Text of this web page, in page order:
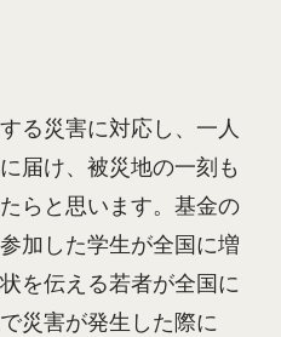
る災害に対応し、一人
届け、被災地の一刻も
らと思います。基金の
加した学生が全国に増
を伝える若者が全国に
災害が発生した際に